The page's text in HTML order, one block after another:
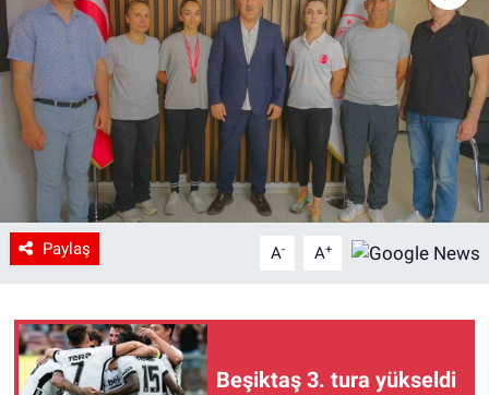
Paylaş A- A+
Beşiktaş 3. tura yükseldi